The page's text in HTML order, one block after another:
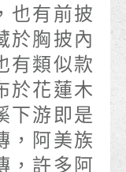
也有前披
於胸披內
有類似款
於花蓮木
下游即是
，阿美族
，許多阿